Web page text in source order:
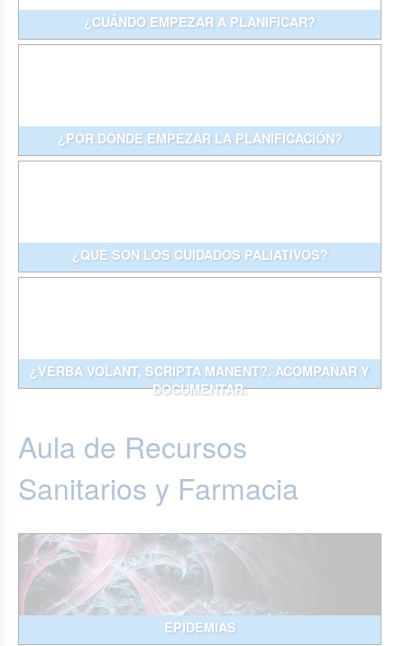
¿CUÁNDO EMPEZAR A PLANIFICAR?
¿POR DÓNDE EMPEZAR LA PLANIFICACIÓN?
¿QUÉ SON LOS CUIDADOS PALIATIVOS?
¿VERBA VOLANT, SCRIPTA MANENT?. ACOMPAÑAR Y
DOCUMENTAR.
Aula de Recursos
Sanitarios y Farmacia
EPIDEMIAS